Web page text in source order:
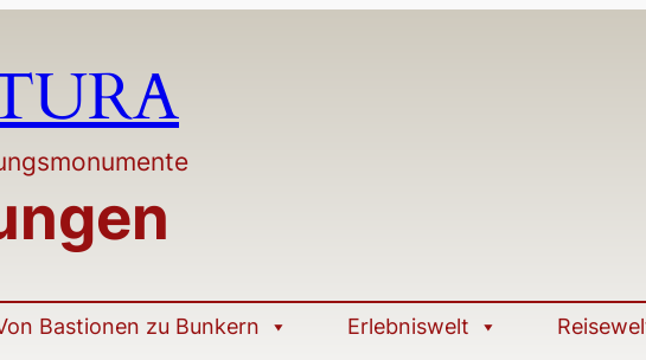
Bastionen zu Bunkern Erlebniswelt